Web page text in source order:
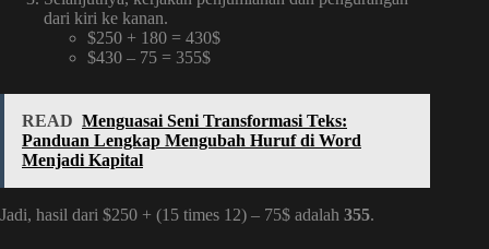
dari kiri ke kanan.
$250 + 180 = 430$
$430 – 75 = 355$
READ Menguasai Seni Transformasi Teks:
Panduan Lengkap Mengubah Huruf di Word
Menjadi Kapital
Jadi, hasil dari $250 + (15 times 12) – 75$ adalah 355.